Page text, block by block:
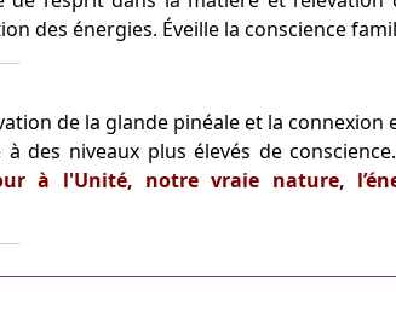
des énergies. Éveille la conscience
de la glande pinéale et la connexion
des niveaux plus élevés de conscience.
à l'Unité, notre vraie nature,